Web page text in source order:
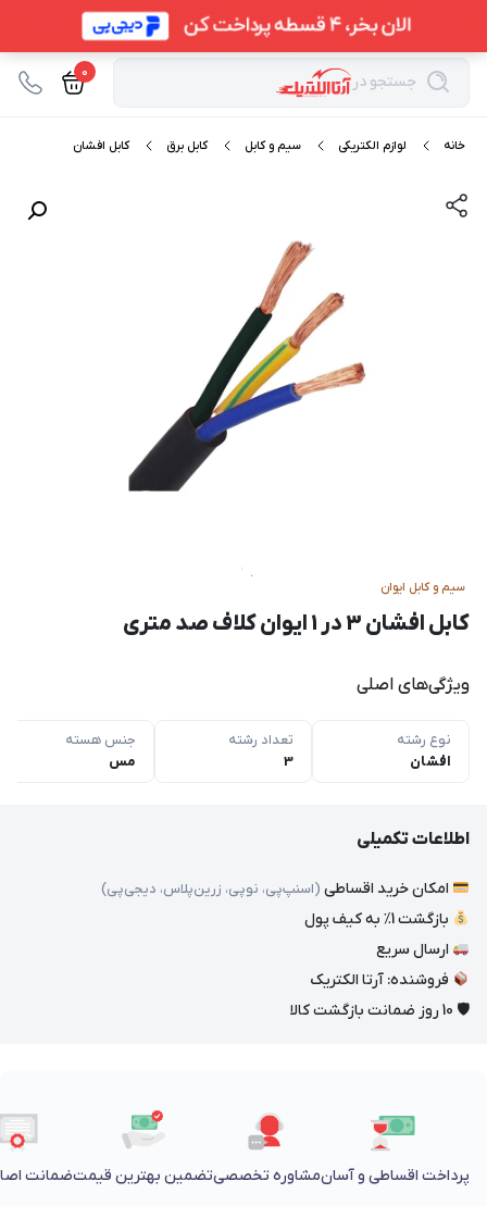
جستجو در 0
خانه لوازم الکتریکی سیم و کابل کابل برق کابل افشان
سیم و کابل ایوان
کابل افشان 3 در 1 ایوان کلاف صد متری
ویژگی‌های اصلی
نوع رشته
افشان
تعداد رشته
3
جنس هسته
مس
اطلاعات تکمیلی
امکان خرید اقساطی (اسنپ‌پی، نوپی، زرین‌پلاس، دیجی‌پی)
بازگشت 1٪ به کیف پول
ارسال سریع
فروشنده: آرتا الکتریک
🛡 10 روز ضمانت بازگشت کالا
پرداخت اقساطی و آسانمشاوره تخصصیتضمین بهترین قیمتضمانت